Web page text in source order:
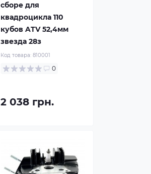
сборе для
квадроцикла 110
кубов ATV 52,4мм
звезда 28з
Код товара:810001
0
2 038 грн.